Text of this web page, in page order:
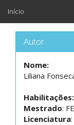
Início
Autor
Nome:
Liliana
Habilitações:
Mestrado:
Licenciatura